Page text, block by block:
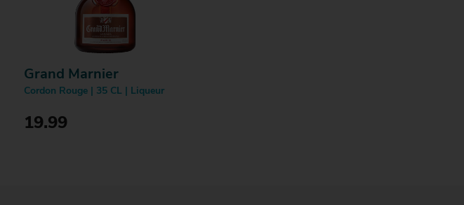
Grand Marnier
Cordon Rouge | 35 CL | Liqueur
19.99